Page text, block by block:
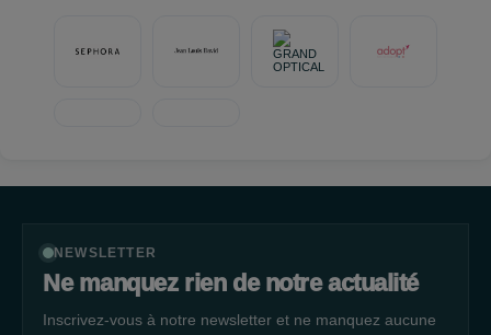
NEWSLETTER
Ne manquez rien de notre actualité
Inscrivez-vous à notre newsletter et ne manquez aucune